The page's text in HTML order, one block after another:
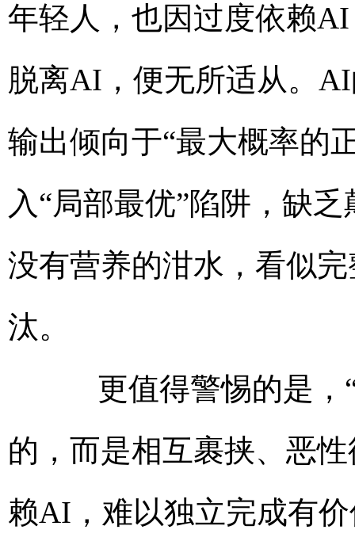
年轻人，也因过度依赖
脱离AI，便无所适从。
输出倾向于“最大概率的
入“局部最优”陷阱，缺
没有营养的泔水，看似
汰。
更值得警惕的是，“
的，而是相互裹挟、恶
赖AI，难以独立完成有